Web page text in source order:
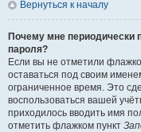
Вернуться к началу
Почему мне периодически
пароля?
Если вы не отметили
оставаться под своим
ограниченное время. Это
воспользоваться вашей
приходилось вводить имя
отметить флажком пункт